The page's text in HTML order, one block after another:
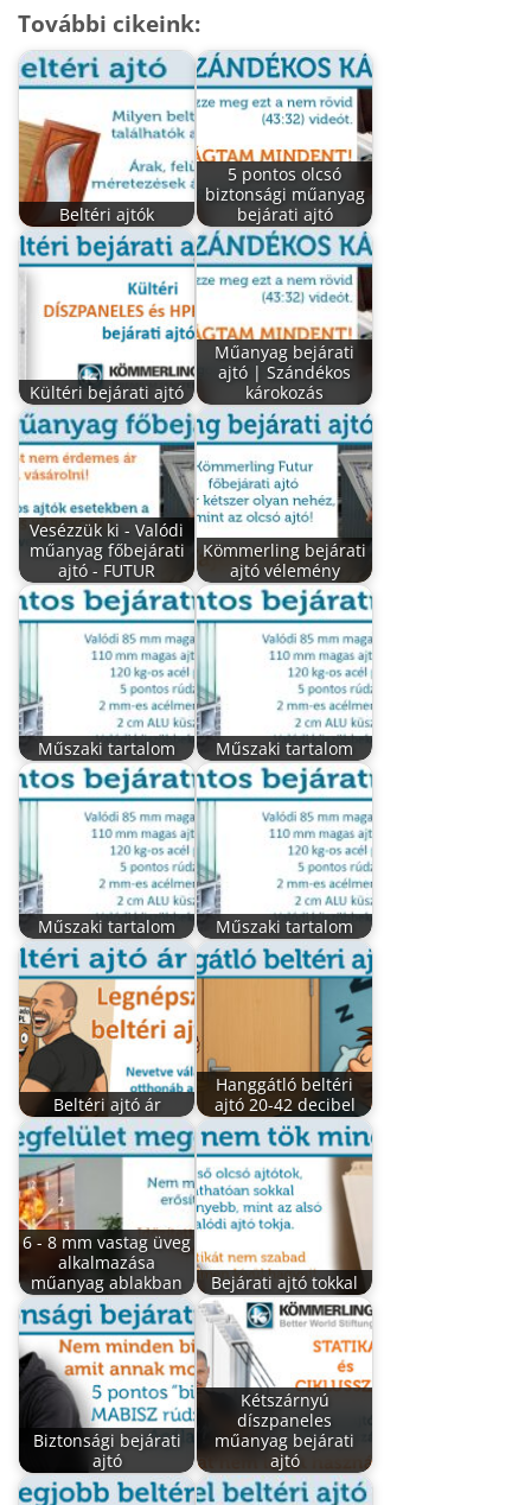
További cikeink:
Beltéri ajtók
5 pontos olcsó
biztonsági műanyag
bejárati ajtó
Kültéri bejárati ajtó
Műanyag bejárati
ajtó | Szándékos
károkozás
Vesézzük ki - Valódi
műanyag főbejárati
ajtó - FUTUR
Kömmerling bejárati
ajtó vélemény
Műszaki tartalom Műszaki tartalom
Műszaki tartalom Műszaki tartalom
Beltéri ajtó ár
Hanggátló beltéri
ajtó 20-42 decibel
6 - 8 mm vastag üveg
alkalmazása
műanyag ablakban
Bejárati ajtó tokkal
Biztonsági bejárati
ajtó
Kétszárnyú
díszpaneles
műanyag bejárati
ajtó